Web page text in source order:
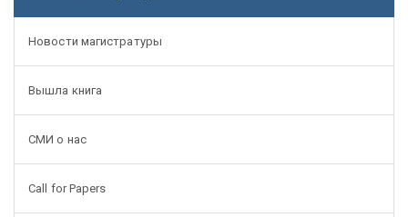
Новости магистратуры
Вышла книга
СМИ о нас
Call for Papers